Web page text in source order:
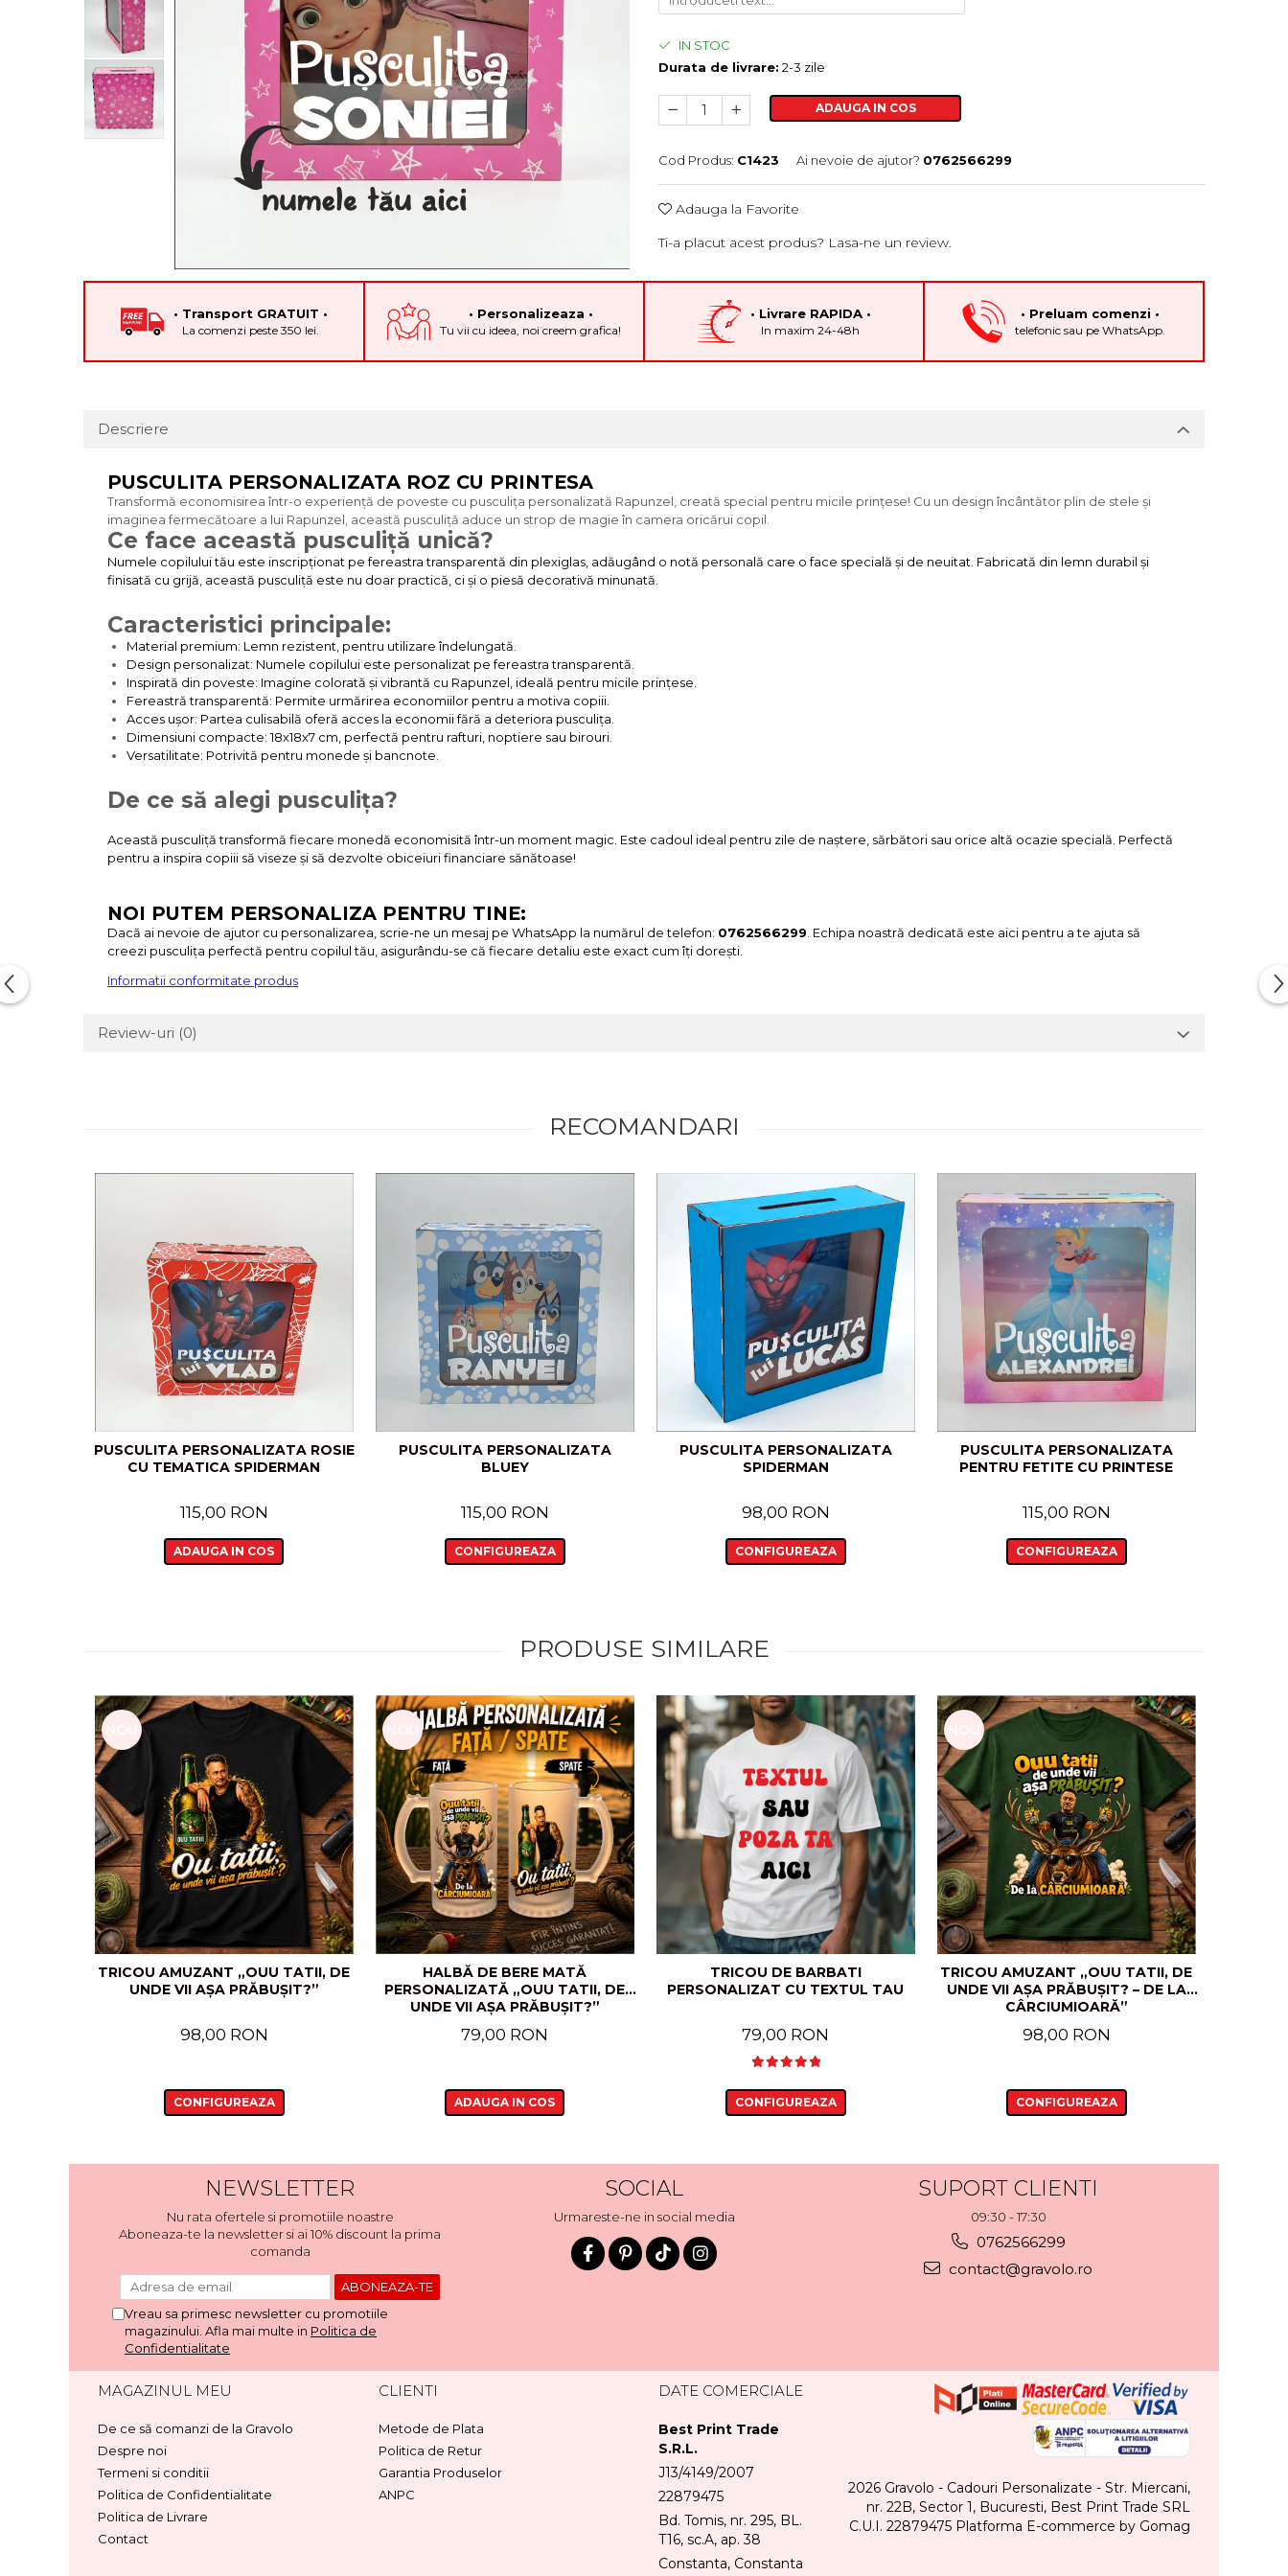
Body bebelusi personalizate
Perne personalizate
Plusuri personalizate
Agende personalizate
Etichete pentru sticla de vin
Cadouri pentru Doctori
Cadouri Pensionare
Cadouri Profesori
IN STOC
Durata de livrare: 2-3 zile
ADAUGA IN COS
Cod Produs: C1423 Ai nevoie de ajutor? 0762566299
Adauga la Favorite
Ti-a placut acest produs? Lasa-ne un review.
• Transport GRATUIT •
La comenzi peste 350 lei.
• Personalizeaza •
Tu vii cu ideea, noi creem grafica!
• Livrare RAPIDA •
In maxim 24-48h
• Preluam comenzi •
telefonic sau pe WhatsApp.
Descriere
PUSCULITA PERSONALIZATA ROZ CU PRINTESA
Transformă economisirea într-o experiență de poveste cu pusculița personalizată Rapunzel, creată special pentru micile prințese! Cu un design încântător plin de stele și
imaginea fermecătoare a lui Rapunzel, această pusculiță aduce un strop de magie în camera oricărui copil.
Ce face această pusculiță unică?
Numele copilului tău este inscripționat pe fereastra transparentă din plexiglas, adăugând o notă personală care o face specială și de neuitat. Fabricată din lemn durabil și
finisată cu grijă, această pusculiță este nu doar practică, ci și o piesă decorativă minunată.
Caracteristici principale:
Material premium: Lemn rezistent, pentru utilizare îndelungată.
Design personalizat: Numele copilului este personalizat pe fereastra transparentă.
Inspirată din poveste: Imagine colorată și vibrantă cu Rapunzel, ideală pentru micile prințese.
Fereastră transparentă: Permite urmărirea economiilor pentru a motiva copiii.
Acces ușor: Partea culisabilă oferă acces la economii fără a deteriora pusculița.
Dimensiuni compacte: 18x18x7 cm, perfectă pentru rafturi, noptiere sau birouri.
Versatilitate: Potrivită pentru monede și bancnote.
De ce să alegi pusculița?
Această pusculiță transformă fiecare monedă economisită într-un moment magic. Este cadoul ideal pentru zile de naștere, sărbători sau orice altă ocazie specială. Perfectă
pentru a inspira copiii să viseze și să dezvolte obiceiuri financiare sănătoase!
NOI PUTEM PERSONALIZA PENTRU TINE:
Dacă ai nevoie de ajutor cu personalizarea, scrie-ne un mesaj pe WhatsApp la numărul de telefon: 0762566299 . Echipa noastră dedicată este aici pentru a te ajuta să
creezi pusculița perfectă pentru copilul tău, asigurându-se că fiecare detaliu este exact cum îți dorești.
Informatii conformitate produs
Review-uri (0)
RECOMANDARI
PUSCULITA PERSONALIZATA ROSIE
CU TEMATICA SPIDERMAN
115,00 RON
ADAUGA IN COS
PUSCULITA PERSONALIZATA
BLUEY
115,00 RON
CONFIGUREAZA
PUSCULITA PERSONALIZATA
SPIDERMAN
98,00 RON
CONFIGUREAZA
PUSCULITA PERSONALIZATA
PENTRU FETITE CU PRINTESE
115,00 RON
CONFIGUREAZA
PRODUSE SIMILARE
TRICOU AMUZANT „OUU TATII, DE
UNDE VII AȘA PRĂBUȘIT?”
98,00 RON
CONFIGUREAZA
HALBĂ DE BERE MATĂ
PERSONALIZATĂ „OUU TATII, DE
UNDE VII AȘA PRĂBUȘIT?”
79,00 RON
ADAUGA IN COS
TRICOU DE BARBATI
PERSONALIZAT CU TEXTUL TAU
79,00 RON
CONFIGUREAZA
TRICOU AMUZANT „OUU TATII, DE
UNDE VII AȘA PRĂBUȘIT? – DE LA
CÂRCIUMIOARĂ”
98,00 RON
CONFIGUREAZA
NEWSLETTER
Nu rata ofertele si promotiile noastre
Aboneaza-te la newsletter si ai 10% discount la prima
comanda
Vreau sa primesc newsletter cu promotiile
magazinului. Afla mai multe in Politica de
Confidentialitate
SOCIAL
Urmareste-ne in social media
SUPORT CLIENTI
09:30 - 17:30
0762566299
contact@gravolo.ro
MAGAZINUL MEU
De ce să comanzi de la Gravolo
Despre noi
Termeni si conditii
Politica de Confidentialitate
Politica de Livrare
Contact
CLIENTI
Metode de Plata
Politica de Retur
Garantia Produselor
ANPC
DATE COMERCIALE
Best Print Trade
S.R.L.
J13/4149/2007
22879475
Bd. Tomis, nr. 295, BL.
T16, sc.A, ap. 38
Constanta, Constanta
2026 Gravolo - Cadouri Personalizate - Str. Miercani,
nr. 22B, Sector 1, Bucuresti, Best Print Trade SRL
C.U.I. 22879475 Platforma E-commerce by Gomag